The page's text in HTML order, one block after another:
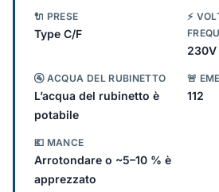
🔌 PRESE
Type C/F
⚡
230V
🚰 ACQUA DEL RUBINETTO
L’acqua del rubinetto è
potabile
🚨
112
💶 MANCE
Arrotondare o ~5–10 % è
apprezzato